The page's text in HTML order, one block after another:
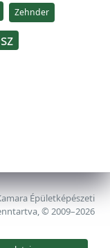
Zehnder
Épületképészeti
© 2009–2026